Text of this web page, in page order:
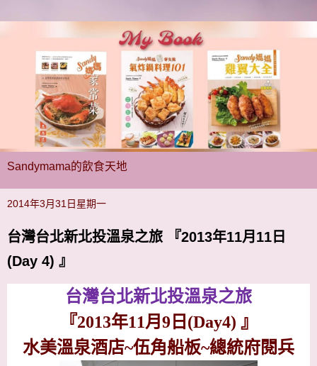
Sandymama的飲食天地
2014年3月31日星期一
台灣台北新北投溫泉之旅 『2013年11月11日
(Day 4) 』
台灣台北新北投溫泉之旅
『2013年11月 9日 (Day4) 』
水美溫泉酒店~伍角船板~總統府閱兵